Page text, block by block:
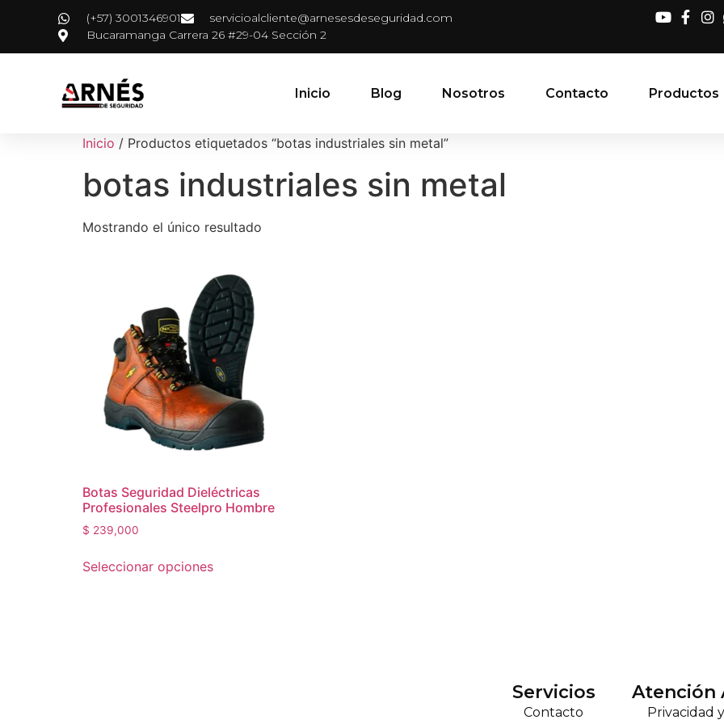
(+57) 3001346901
servicioalcliente@arnesesdeseguridad.com
Bucaramanga Carrera 26 #29-04 Sección 2
Inicio Blog Nosotros Contacto Productos
Inicio / Productos etiquetados “botas industriales sin metal”
botas industriales sin metal
Mostrando el único resultado
Botas Seguridad Dieléctricas
Profesionales Steelpro Hombre
$ 239,000
Seleccionar opciones
Servicios
Contacto
Atención
Privacidad